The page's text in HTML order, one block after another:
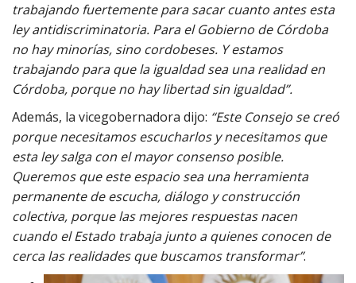
trabajando fuertemente para sacar cuanto antes esta
ley antidiscriminatoria. Para el Gobierno de Córdoba
no hay minorías, sino cordobeses. Y estamos
trabajando para que la igualdad sea una realidad en
Córdoba, porque no hay libertad sin igualdad”.
Además, la vicegobernadora dijo: “Este Consejo se creó
porque necesitamos escucharlos y necesitamos que
esta ley salga con el mayor consenso posible.
Queremos que este espacio sea una herramienta
permanente de escucha, diálogo y construcción
colectiva, porque las mejores respuestas nacen
cuando el Estado trabaja junto a quienes conocen de
cerca las realidades que buscamos transformar”.